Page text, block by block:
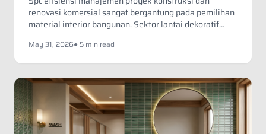
renovasi komersial sangat bergantung pada pemilihan
material interior bangunan. Sektor lantai dekoratif
Stone Plastic Composite atau SPC dan lantai vinyl
teknologi lantai modern demi mengejar target batas
waktu pengerjaan yang ketat.
May 31, 2026● 5 min read